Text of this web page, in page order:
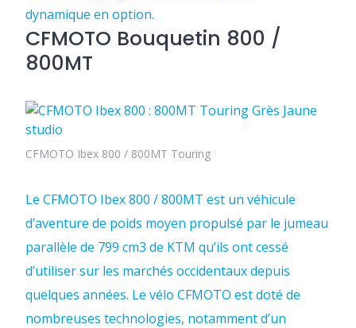
dynamique en option.
CFMOTO Bouquetin 800 /
800MT
CFMOTO Ibex 800 / 800MT Touring
Le CFMOTO Ibex 800 / 800MT est un véhicule
d’aventure de poids moyen propulsé par le jumeau
parallèle de 799 cm3 de KTM qu’ils ont cessé
d’utiliser sur les marchés occidentaux depuis
quelques années. Le vélo CFMOTO est doté de
nombreuses technologies, notamment d’un